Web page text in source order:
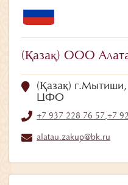
(Қазақ) ООО
(Қазақ)
ЦФО
+7 937 228 76 57,+7
alatau.zakup@bk.ru